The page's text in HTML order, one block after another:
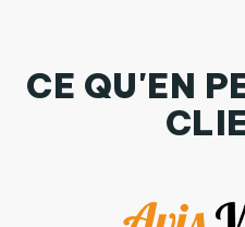
CE QU'EN